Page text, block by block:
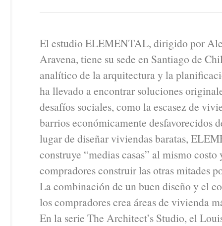
El estudio ELEMENTAL, dirigido por
Aravena, tiene su sede en Santiago de
analítico de la arquitectura y la
ha llevado a encontrar soluciones
desafíos sociales, como la escasez de
barrios económicamente desfavorecidos
lugar de diseñar viviendas baratas,
construye “medias casas” al mismo
compradores construir las otras mitades
La combinación de un buen diseño y el
los compradores crea áreas de vivienda
En la serie The Architect’s Studio, el